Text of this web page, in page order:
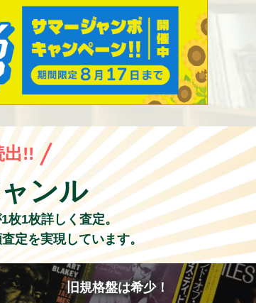
出!!
ンル
枚1枚詳しく査定。
定を実現しています。
旧規格盤は希少！